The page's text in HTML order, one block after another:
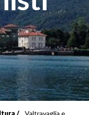
Valtravaglia e